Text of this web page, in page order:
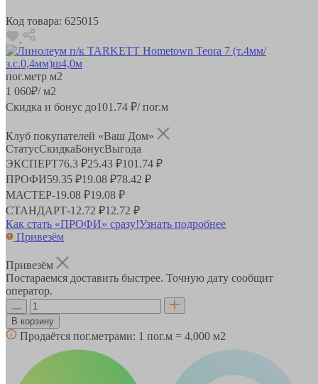
Код товара: 625015
пог.метр м2
1 060₽/ м2
Скидка и бонус до101.74 ₽/ пог.м
Клуб покупателей «Ваш Дом»
СтатусСкидкаБонусВыгода
ЭКСПЕРТ76.3 ₽25.43 ₽101.74 ₽
ПРОФИ59.35 ₽19.08 ₽78.42 ₽
МАСТЕР-19.08 ₽19.08 ₽
СТАНДАРТ-12.72 ₽12.72 ₽
Как стать «ПРОФИ» сразу!Узнать подробнее
Привезём
Привезём
Постараемся доставить быстрее. Точную дату сообщит
оператор.
В корзину
Продаётся пог.метрами: 1 пог.м = 4,000 м2